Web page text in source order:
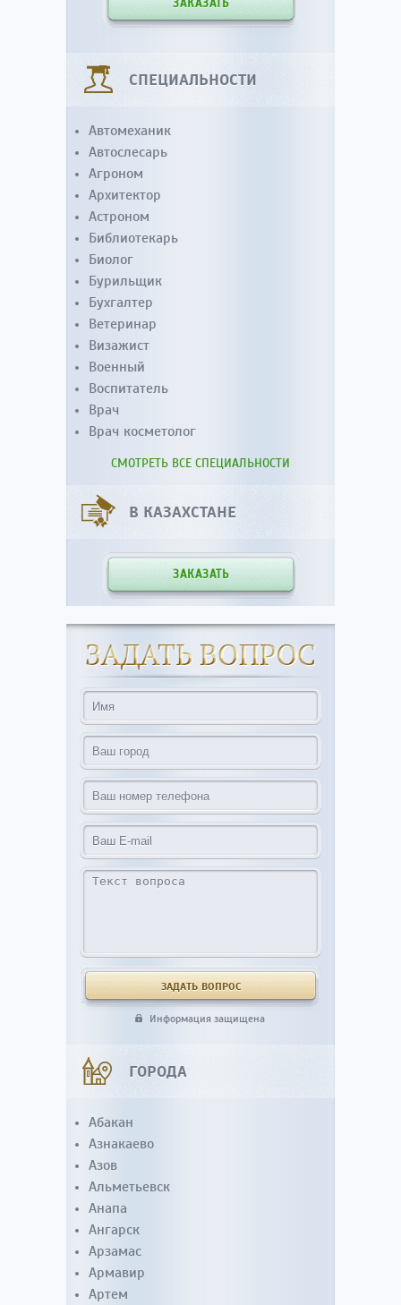
ЗАКАЗАТЬ
СПЕЦИАЛЬНОСТИ
Автомеханик
Автослесарь
Агроном
Архитектор
Астроном
Библиотекарь
Биолог
Бурильщик
Бухгалтер
Ветеринар
Визажист
Военный
Воспитатель
Врач
Врач косметолог
СМОТРЕТЬ ВСЕ СПЕЦИАЛЬНОСТИ
В КАЗАХСТАНЕ
ЗАКАЗАТЬ
Информация защищена
ГОРОДА
Абакан
Азнакаево
Азов
Альметьевск
Анапа
Ангарск
Арзамас
Армавир
Артем